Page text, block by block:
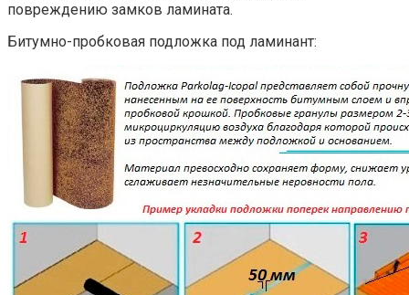
повреждению замков ламината.
Битумно-пробковая подложка под ламинант: